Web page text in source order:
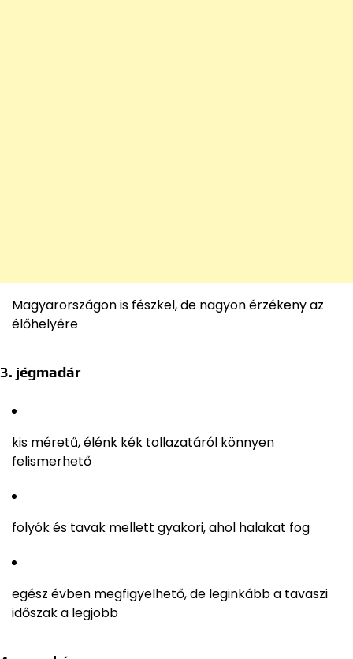
Magyarországon is fészkel, de nagyon érzékeny az
élőhelyére
3. jégmadár
kis méretű, élénk kék tollazatáról könnyen
felismerhető
folyók és tavak mellett gyakori, ahol halakat fog
egész évben megfigyelhető, de leginkább a tavaszi
időszak a legjobb